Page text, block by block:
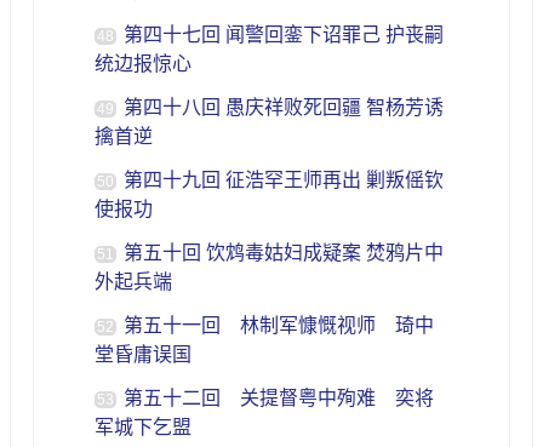
48
第四十七回 闻警回銮下诏罪己 护丧嗣
统边报惊心
49
第四十八回 愚庆祥败死回疆 智杨芳诱
擒首逆
50
第四十九回 征浩罕王师再出 剿叛傜钦
使报功
51
第五十回 饮鸩毒姑妇成疑案 焚鸦片中
外起兵端
52
第五十一回 林制军慷慨视师 琦中
堂昏庸误国
53
第五十二回 关提督粤中殉难 奕将
军城下乞盟